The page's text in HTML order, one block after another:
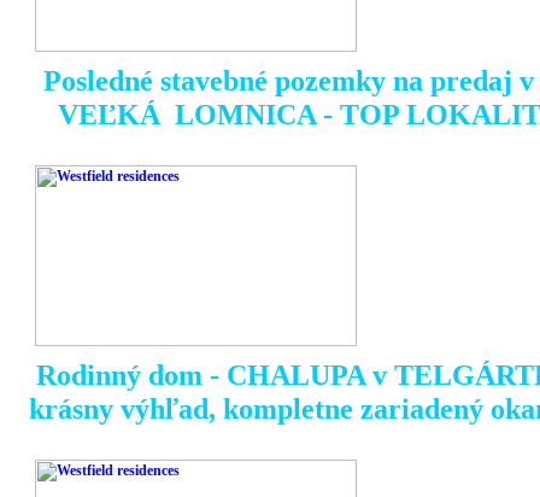
Posledné stavebné pozemky na
VEĽKÁ LOMNICA - TOP
Rodinný dom - CHALUPA v
krásny výhľad, kompletne zariadený